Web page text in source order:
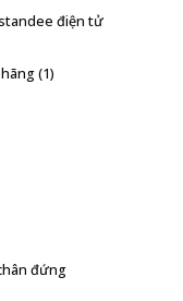
điện tử
(1)
đứng